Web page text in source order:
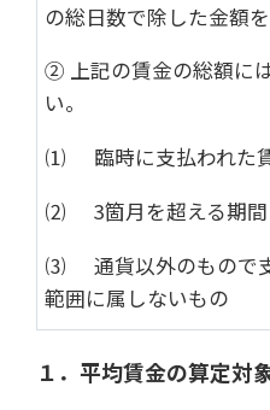
の総日数で除した金額を
② 上記の賃金の総額に
い。
⑴ 臨時に支払われた
⑵ 3箇月を超える期間
⑶ 通貨以外のもので
範囲に属しないもの
１．平均賃金の算定対